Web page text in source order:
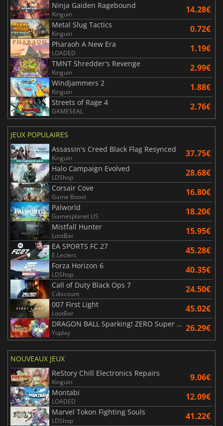
Ninja Gaiden Ragebound
Kinguin 14.28€
Metal Slug Tactics
Kinguin 0.72€
Pharaoh A New Era
LOADED 1.19€
TMNT Shredder's Revenge
Kinguin 2.99€
Windjammers 2
Kinguin 1.88€
Streets of Rage 4
GAMESEAL 2.76€
JEUX POPULAIRES
Assassin's Creed Black Flag Resynced
Kinguin 37.75€
Halo Campaign Evolved
LDShop 28.68€
Corsair Cove
Game Boost 16.80€
Palworld
Gamesplanet US 18.20€
Mistfall Hunter
LootBar 15.95€
EA SPORTS FC 27
E.Leclerc 45.28€
Forza Horizon 6
LDShop 40.35€
Call of Duty Black Ops 7
Cdiscount 24.50€
007 First Light
LootBar 45.02€
DRAGON BALL Sparking! ZERO Super Limit Breaking NEO
Yuplay 26.29€
NOUVEAUX JEUX
ReStory Chill Electronics Repairs
Kinguin 9.06€
Montabi
LOADED 12.09€
Marvel Tokon Fighting Souls
LDShop 41.22€